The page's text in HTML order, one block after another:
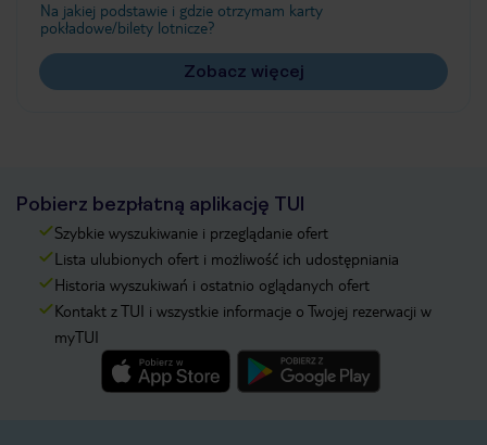
Na jakiej podstawie i gdzie otrzymam karty
pokładowe/bilety lotnicze?
Zobacz więcej
Pobierz bezpłatną aplikację TUI
Szybkie wyszukiwanie i przeglądanie ofert
Lista ulubionych ofert i możliwość ich udostępniania
Historia wyszukiwań i ostatnio oglądanych ofert
Kontakt z TUI i wszystkie informacje o Twojej rezerwacji w
myTUI